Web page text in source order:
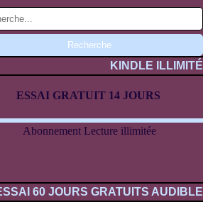
KINDLE ILLIMITÉ
ESSAI GRATUIT 14 JOURS
Abonnement Lecture illimitée
60 JOURS GRATUITS AUDIBLE